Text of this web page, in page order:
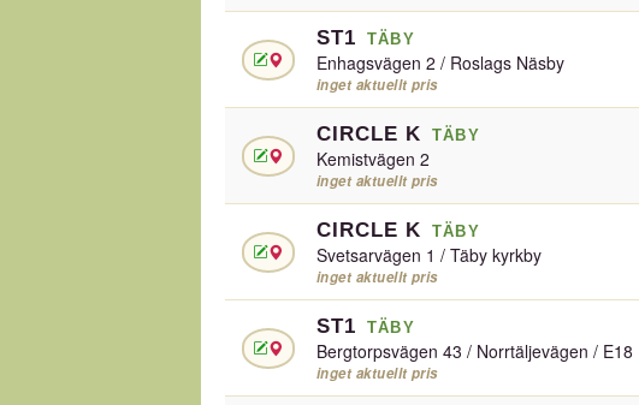
ST1 TÄBY
Enhagsvägen 2 / Roslags Näsby
inget aktuellt pris
CIRCLE K TÄBY
Kemistvägen 2
inget aktuellt pris
CIRCLE K TÄBY
Svetsarvägen 1 / Täby kyrkby
inget aktuellt pris
ST1 TÄBY
Bergtorpsvägen 43 / Norrtäljevägen / E18
inget aktuellt pris